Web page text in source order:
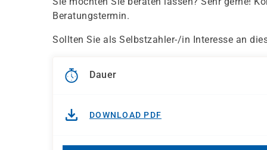
Beratungstermin.
Sollten Sie als Selbstzahler-/in Interesse an
Dauer
DOWNLOAD PDF